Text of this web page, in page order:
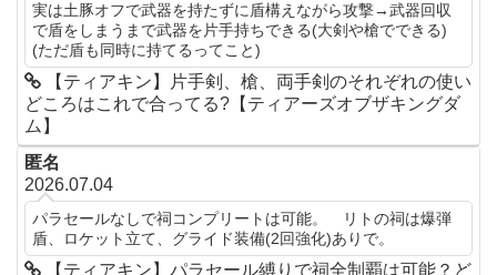
実は土豚オフで武器を持たずに盾構えながら攻撃→武器回収
で盾をしまうまで武器を片手持ちできる(大剣や槍でできる)
(ただ盾も同時に持てるってこと)
【ティアキン】片手剣、槍、両手剣のそれぞれの使い
どころはこれで合ってる?【ティアーズオブザキングダ
ム】
匿名
2026.07.04
パラセールなしで祠コンプリートは可能。 リトの祠は爆弾
盾、ロケット立て、グライド装備(2回強化)ありで。
【ティアキン】パラセール縛りで祠全制覇は可能？ど